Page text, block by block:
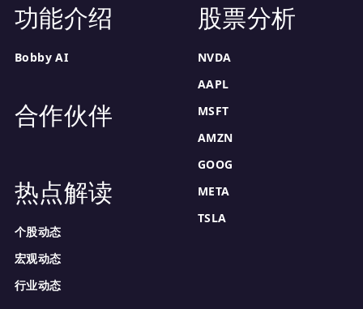
功能介绍
Bobby AI
合作伙伴
热点解读
个股动态
宏观动态
行业动态
股票分析
NVDA
AAPL
MSFT
AMZN
GOOG
META
TSLA